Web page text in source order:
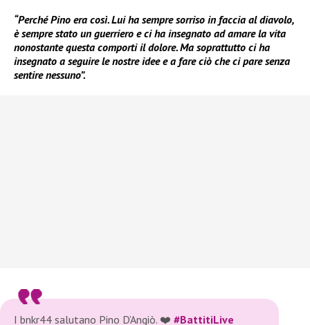
“Perché Pino era così. Lui ha sempre sorriso in faccia al diavolo,
è sempre stato un guerriero e ci ha insegnato ad amare la vita
nonostante questa comporti il dolore. Ma soprattutto ci ha
insegnato a seguire le nostre idee e a fare ciò che ci pare senza
sentire nessuno”.
I bnkr44 salutano Pino D’Angiò. ❤️ #BattitiLive